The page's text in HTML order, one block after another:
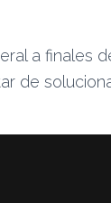
a finales
de